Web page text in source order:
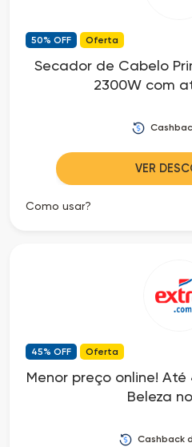
50% OFF Oferta
Secador de Cabelo
2300W com
VER
Como usar?
45% OFF Oferta
Menor preço online! Até
Beleza
Cashback